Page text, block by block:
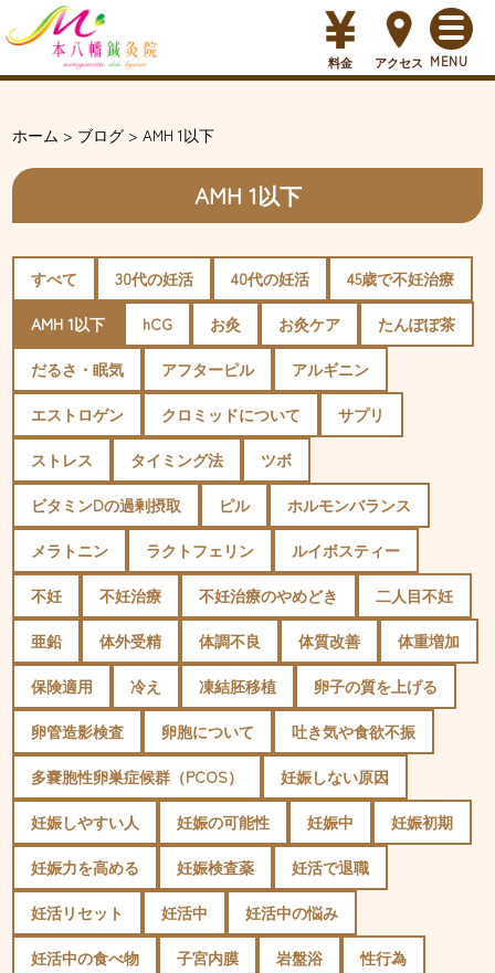
料金 アクセス
ホーム > ブログ >AMH 1以下
AMH 1以下
すべて 30代の妊活 40代の妊活 45歳で不妊治療
AMH 1以下 hCG お灸 お灸ケア たんぽぽ茶
だるさ・眠気 アフターピル アルギニン
エストロゲン クロミッドについて サプリ
ストレス タイミング法 ツボ
ビタミンDの過剰摂取 ピル ホルモンバランス
メラトニン ラクトフェリン ルイボスティー
不妊 不妊治療 不妊治療のやめどき 二人目不妊
亜鉛 体外受精 体調不良 体質改善 体重増加
保険適用 冷え 凍結胚移植 卵子の質を上げる
卵管造影検査 卵胞について 吐き気や食欲不振
多嚢胞性卵巣症候群（PCOS） 妊娠しない原因
妊娠しやすい人 妊娠の可能性 妊娠中 妊娠初期
妊娠力を高める 妊娠検査薬 妊活で退職
妊活リセット 妊活中 妊活中の悩み
妊活中の食べ物 子宮内膜 岩盤浴 性行為